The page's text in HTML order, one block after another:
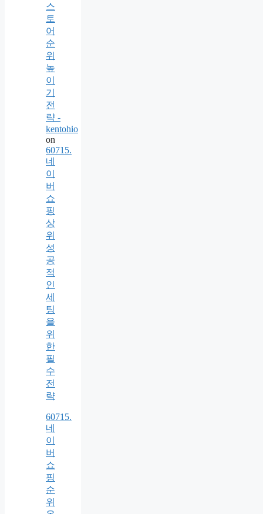
스
토
어
순
위
높
이
기
전
략 -
kentohio
on
60715.
네
이
버
쇼
핑
상
위
성
공
적
인
세
팅
을
위
한
필
수
전
략
60715.
네
이
버
쇼
핑
순
위